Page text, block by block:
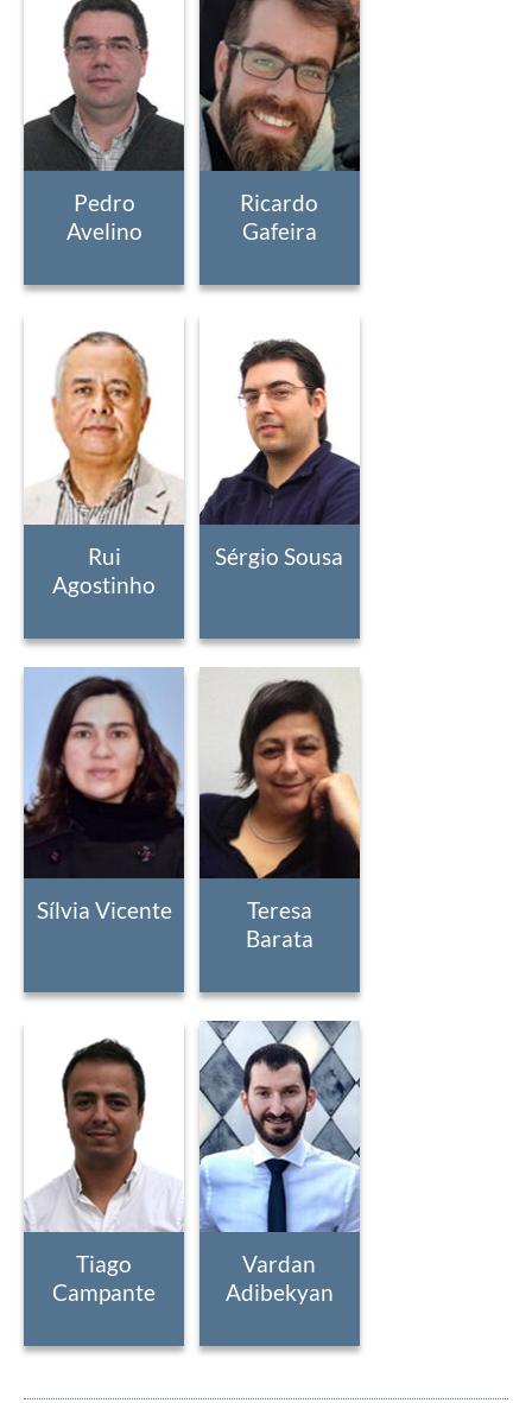
Pedro
Avelino
Ricardo
Gafeira
Rui
Agostinho
Sérgio Sousa
Sílvia Vicente
Teresa
Barata
Tiago
Campante
Vardan
Adibekyan